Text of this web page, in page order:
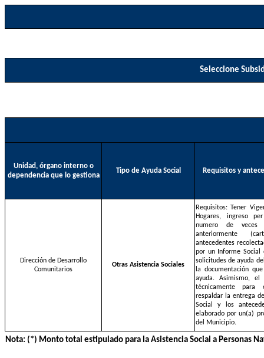
Seleccione
Unidad, órgano interno o
dependencia que lo gestiona
Tipo de Ayuda Social Requisitos y
Dirección de Desarrollo
Comunitarios
Otras Asistencia Sociales
Requisitos: Tener
Hogares, ingreso
numero de
anteriormente
antecedentes
por un Informe Social
solicitudes de ayuda
la documentación
ayuda. Asimismo, el
técnicamente
respaldar la entrega
Social y los
elaborado por un(a)
del Municipio.
Nota: (*) Monto total estipulado para la Asistencia Social a Personas